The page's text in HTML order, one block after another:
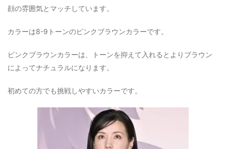
顔の雰囲気とマッチしています。
カラーは8-9トーンのピンクブラウンカラーです。
ピンクブラウンカラーは、トーンを抑えて入れるとよりブラウン
によってナチュラルになります。
初めての方でも挑戦しやすいカラーです。